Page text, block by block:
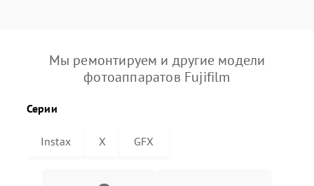
Мы ремонтируем и другие модели
фотоаппаратов Fujifilm
Серии
Instax X GFX